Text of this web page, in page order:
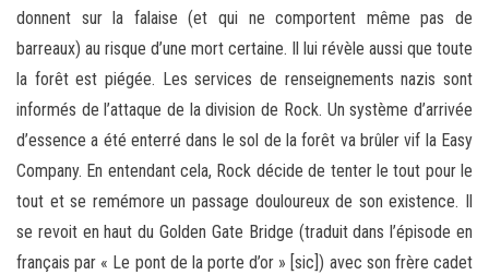
donnent sur la falaise (et qui ne comportent même pas de
barreaux) au risque d’une mort certaine. Il lui révèle aussi que toute
la forêt est piégée. Les services de renseignements nazis sont
informés de l’attaque de la division de Rock. Un système d’arrivée
d’essence a été enterré dans le sol de la forêt va brûler vif la Easy
Company. En entendant cela, Rock décide de tenter le tout pour le
tout et se remémore un passage douloureux de son existence. Il
se revoit en haut du Golden Gate Bridge (traduit dans l’épisode en
français par « Le pont de la porte d’or » [sic]) avec son frère cadet